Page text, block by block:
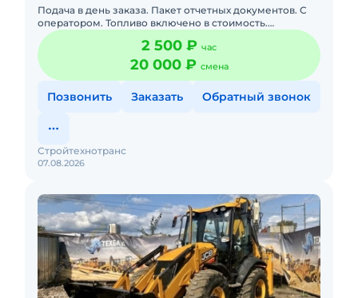
Подача в день заказа. Пакет отчетных документов. С
оператором. Топливо включено в стоимость.
Долгосрочная аренда. Краткосрочная аренда. Техника
с малой наработк
2 500 ₽ час
20 000 ₽ смена
Позвонить Заказать Обратный звонок
07.08.2026
Стройтехнотранс